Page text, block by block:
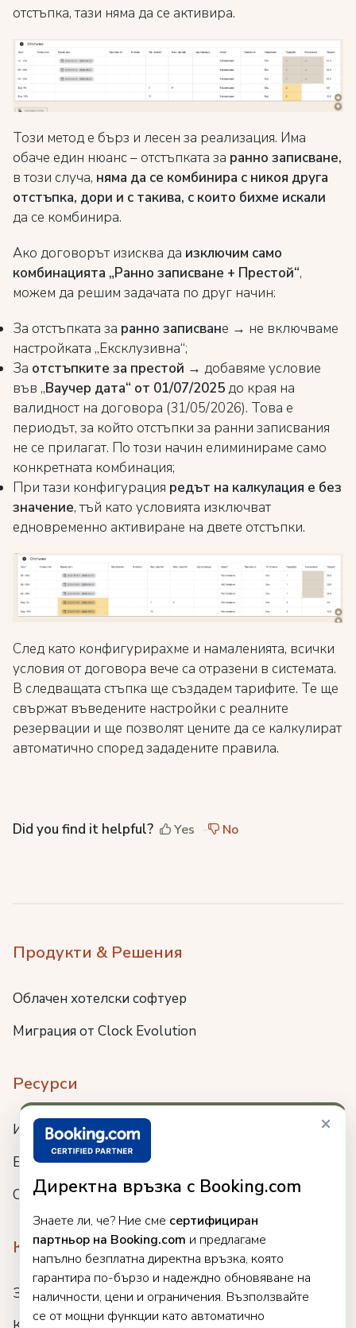
×
Директна връзка с Booking.com
Знаете ли, че? Ние сме сертифициран
партньор на Booking.com и предлагаме
напълно безплатна директна връзка, която
гарантира по-бързо и надеждно обновяване на
наличности, цени и ограничения. Възползвайте
се от мощни функции като автоматично
отстъпка, тази няма да се активира.
Този метод е бърз и лесен за реализация. Има
обаче един нюанс – отстъпката за ранно записване,
в този случа, няма да се комбинира с никоя друга
отстъпка, дори и с такива, с които бихме искали
да се комбинира.
Ако договорът изисква да изключим само
комбинацията „Ранно записване + Престой“,
можем да решим задачата по друг начин:
За отстъпката за ранно записване → не включваме
настройката „Ексклузивна“;
За отстъпките за престой → добавяме условие
във „Ваучер дата“ от 01/07/2025до края на
валидност на договора (31/05/2026). Това е
периодът, за който отстъпки за ранни записвания
не се прилагат. По този начин елиминираме само
конкретната комбинация;
При тази конфигурация редът на калкулация е без
значение, тъй като условията изключват
едновременно активиране на двете отстъпки.
След като конфигурирахме и намаленията, всички
условия от договора вече са отразени в системата.
В следващата стъпка ще създадем тарифите. Те ще
свържат въведените настройки с реалните
резервации и ще позволят цените да се калкулират
автоматично според зададените правила.
Did you find it helpful? Yes No
Продукти & Решения
Облачен хотелски софтуер
Миграция от Clock Evolution
Ресурси
Интеграции
Блог
Събития
Компания
За нас